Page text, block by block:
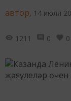
автор, 14 июля
1211 0 0